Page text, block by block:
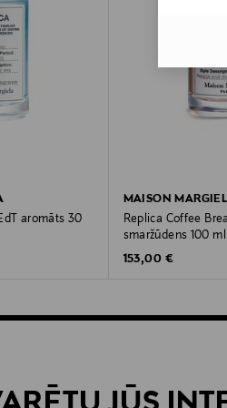
aromāts 30
MAISON
Replica Coffee
smaržūdens 100 ml
Original Price
153,00 €